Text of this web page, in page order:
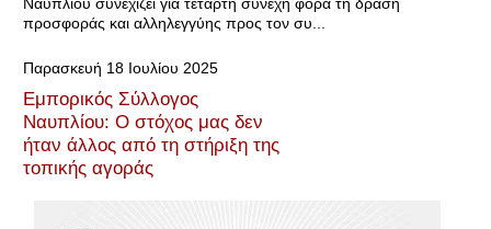
Ναυπλίου συνεχίζει για τέταρτη συνεχή φορά τη δράση
προσφοράς και αλληλεγγύης προς τον συ...
Παρασκευή 18 Ιουλίου 2025
Εμπορικός Σύλλογος
Ναυπλίου: Ο στόχος μας δεν
ήταν άλλος από τη στήριξη της
τοπικής αγοράς